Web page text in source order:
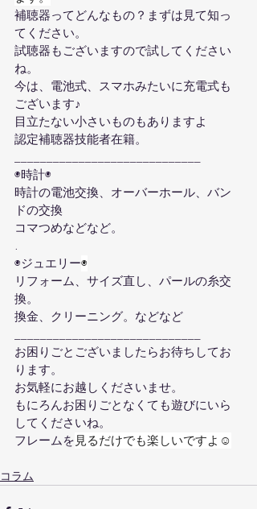
補聴器ってどんなもの？まずは見て知っ
てください。
試聴器もございますので試してください
ね。
今は、電池式、スマホみたいに充電式も
ございます♪
目立たない小さいものもありますよ
︎認定補聴器技能者在籍。
◉時計◉
時計の電池交換、オーバーホール、バン
ドの交換
コマつめなどなど。
.
◉ジュエリー◉
リフォーム、サイズ直し、パールの糸交
換。
換金、クリーニング。などなど
お困りごとございましたらお待ちしてお
ります。
お気軽にお越しくださいませ。
もにろんお困りごとなくても遊びにいら
してくださいね。
フレームを見るだけでも楽しいですよ☺
コラム